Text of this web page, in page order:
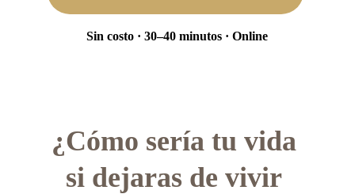
Sin costo · 30–40 minutos · Online
¿Cómo sería tu vida
si dejaras de vivir